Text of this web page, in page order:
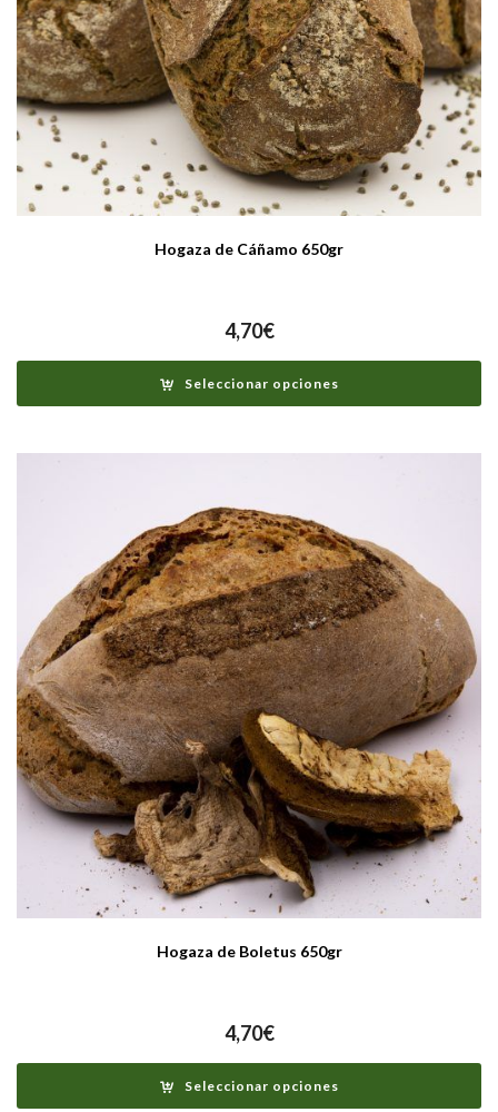
Hogaza de Cáñamo 650gr
4,70€
Seleccionar opciones
Hogaza de Boletus 650gr
4,70€
Seleccionar opciones